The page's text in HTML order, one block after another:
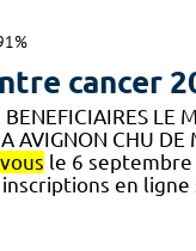
cancer
LE
AVIGNON CHU DE
vous le 6
en